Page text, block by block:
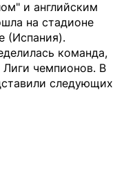
и английским
на стадионе
(Испания).
команда,
Лиги чемпионов. В
следующих